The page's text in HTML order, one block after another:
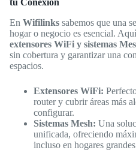
tu Conexión
En Wifilinks sabemos que una
hogar o negocio es esencial.
extensores WiFi y sistemas
sin cobertura y garantizar una
espacios.
Extensores WiFi:
router y cubrir áreas más
configurar.
Sistemas Mesh: Una
unificada, ofreciendo
incluso en hogares